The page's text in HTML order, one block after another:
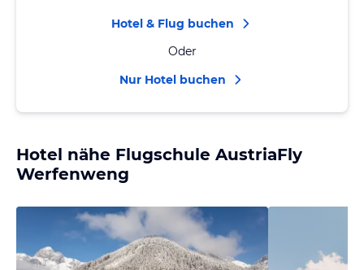
Hotel & Flug buchen
Oder
Nur Hotel buchen
Hotel nähe Flugschule AustriaFly
Werfenweng